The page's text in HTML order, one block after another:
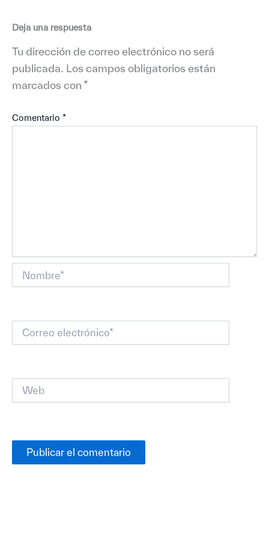
Deja una respuesta
Tu dirección de correo electrónico no será
publicada. Los campos obligatorios están
marcados con*
Comentario *
electrónico*